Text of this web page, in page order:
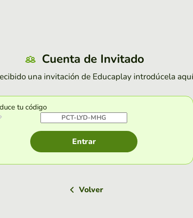
Cuenta de Invitado
una invitación de Educaplay introdúcela
tu código
Entrar
Volver